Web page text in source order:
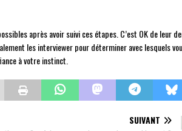
après avoir suivi ces étapes. C’est OK de leur
les interviewer pour déterminer avec lesquels
à votre instinct.
SUIVANT